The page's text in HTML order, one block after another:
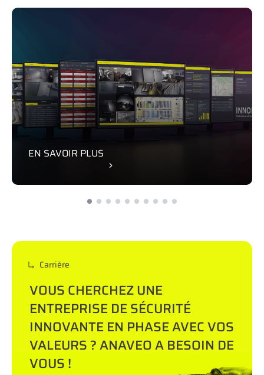
EN SAVOIR PLUS
Carrière
VOUS CHERCHEZ UNE
ENTREPRISE DE SÉCURITÉ
INNOVANTE EN PHASE AVEC VOS
VALEURS ? ANAVEO A BESOIN DE
VOUS !